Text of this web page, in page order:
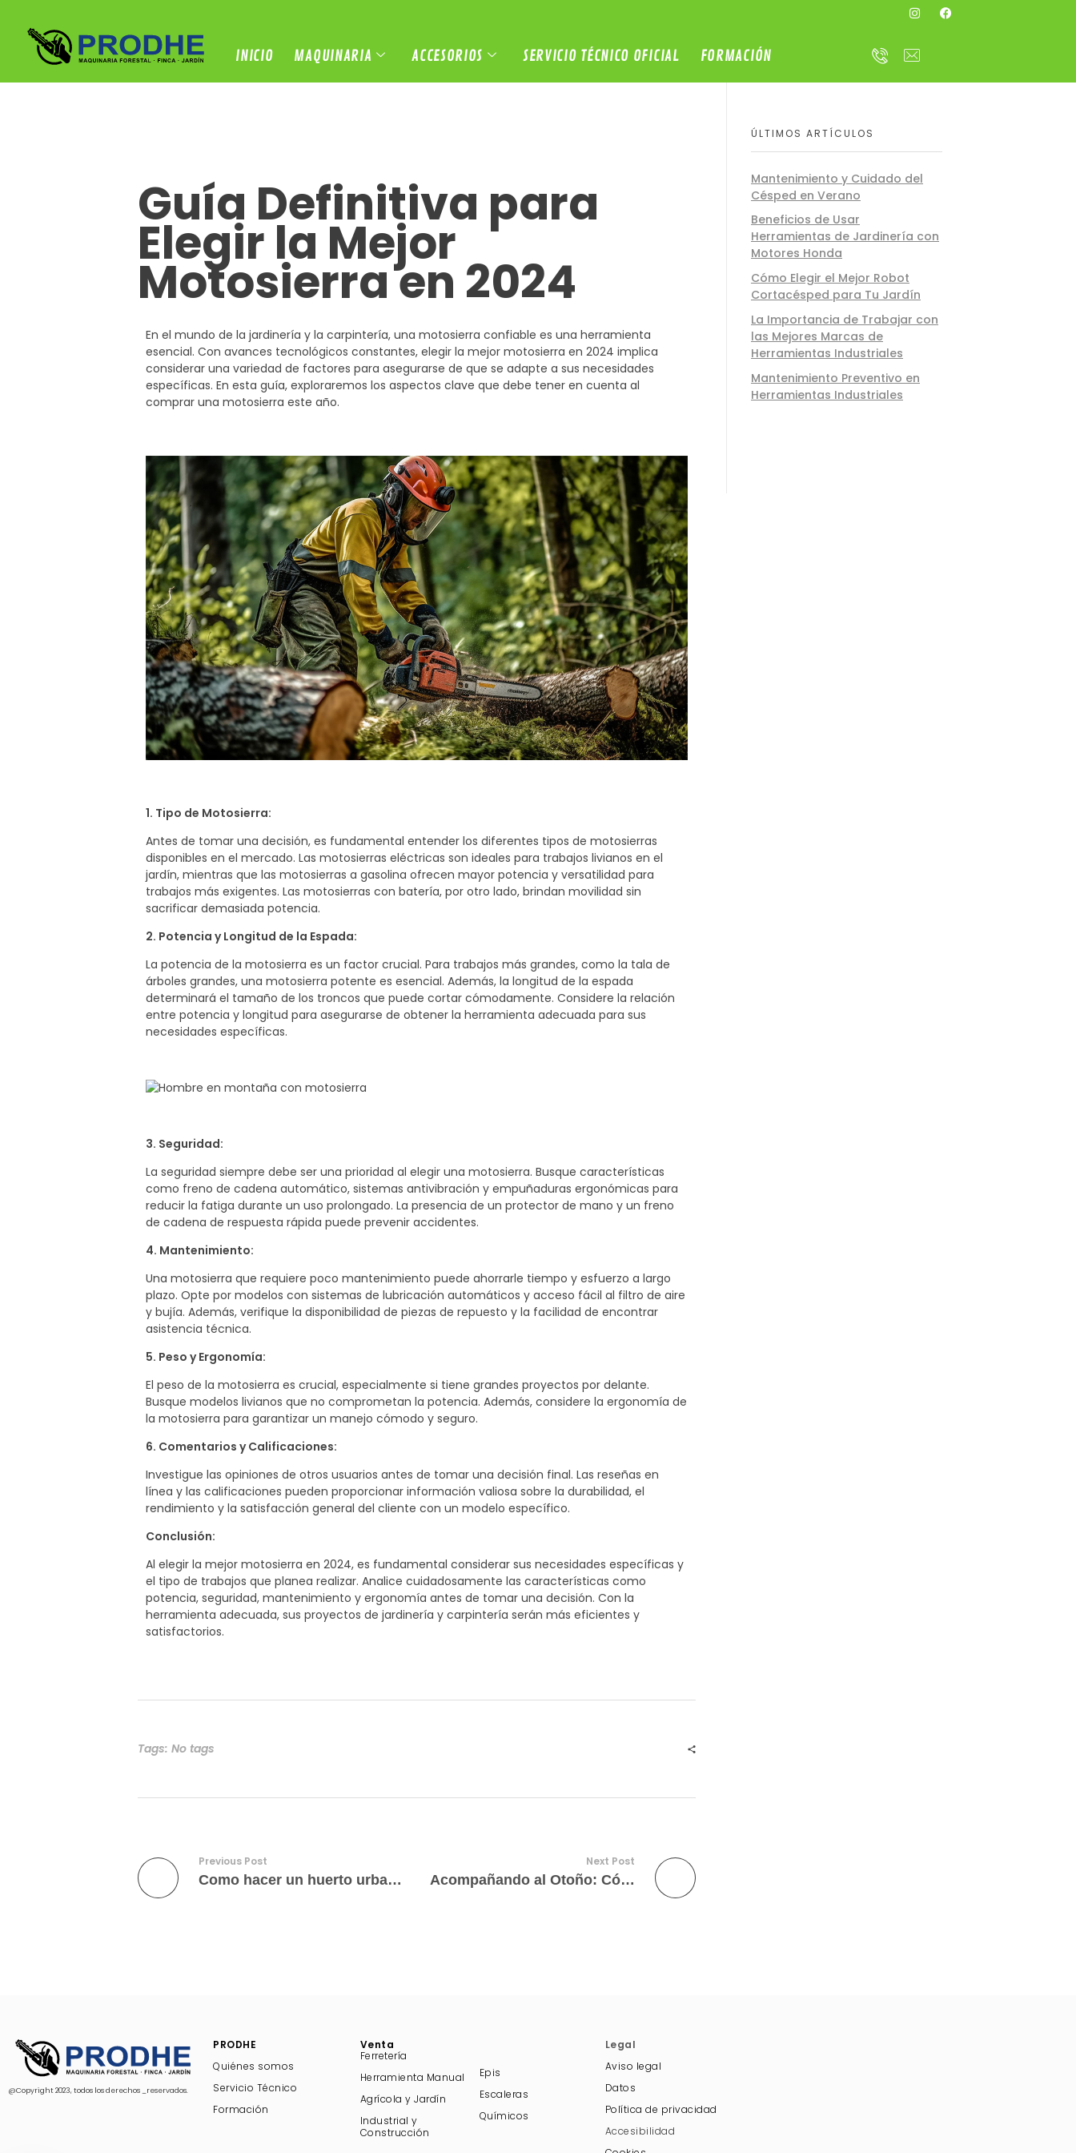
INICIO MAQUINARIA ACCESORIOS SERVICIO TÉCNICO OFICIAL FORMACIÓN
Guía Definitiva para
Elegir la Mejor
Motosierra en 2024
En el mundo de la jardinería y la carpintería, una motosierra confiable es una herramienta
esencial. Con avances tecnológicos constantes, elegir la mejor motosierra en 2024 implica
considerar una variedad de factores para asegurarse de que se adapte a sus necesidades
específicas. En esta guía, exploraremos los aspectos clave que debe tener en cuenta al
comprar una motosierra este año.
1. Tipo de Motosierra:
Antes de tomar una decisión, es fundamental entender los diferentes tipos de motosierras
disponibles en el mercado. Las motosierras eléctricas son ideales para trabajos livianos en el
jardín, mientras que las motosierras a gasolina ofrecen mayor potencia y versatilidad para
trabajos más exigentes. Las motosierras con batería, por otro lado, brindan movilidad sin
sacrificar demasiada potencia.
2. Potencia y Longitud de la Espada:
La potencia de la motosierra es un factor crucial. Para trabajos más grandes, como la tala de
árboles grandes, una motosierra potente es esencial. Además, la longitud de la espada
determinará el tamaño de los troncos que puede cortar cómodamente. Considere la relación
entre potencia y longitud para asegurarse de obtener la herramienta adecuada para sus
necesidades específicas.
3. Seguridad:
La seguridad siempre debe ser una prioridad al elegir una motosierra. Busque características
como freno de cadena automático, sistemas antivibración y empuñaduras ergonómicas para
reducir la fatiga durante un uso prolongado. La presencia de un protector de mano y un freno
de cadena de respuesta rápida puede prevenir accidentes.
4. Mantenimiento:
Una motosierra que requiere poco mantenimiento puede ahorrarle tiempo y esfuerzo a largo
plazo. Opte por modelos con sistemas de lubricación automáticos y acceso fácil al filtro de aire
y bujía. Además, verifique la disponibilidad de piezas de repuesto y la facilidad de encontrar
asistencia técnica.
5. Peso y Ergonomía:
El peso de la motosierra es crucial, especialmente si tiene grandes proyectos por delante.
Busque modelos livianos que no comprometan la potencia. Además, considere la ergonomía de
la motosierra para garantizar un manejo cómodo y seguro.
6. Comentarios y Calificaciones:
Investigue las opiniones de otros usuarios antes de tomar una decisión final. Las reseñas en
línea y las calificaciones pueden proporcionar información valiosa sobre la durabilidad, el
rendimiento y la satisfacción general del cliente con un modelo específico.
Conclusión:
Al elegir la mejor motosierra en 2024, es fundamental considerar sus necesidades específicas y
el tipo de trabajos que planea realizar. Analice cuidadosamente las características como
potencia, seguridad, mantenimiento y ergonomía antes de tomar una decisión. Con la
herramienta adecuada, sus proyectos de jardinería y carpintería serán más eficientes y
satisfactorios.
Tags: No tags
Previous Post
Como hacer un huerto urbano en tu casa
Next Post
Acompañando al Otoño: Cómo Elegir el Soplador de Hojas Perfecto con Prodhe en Cabanes
ÚLTIMOS ARTÍCULOS
Mantenimiento y Cuidado del
Césped en Verano
Beneficios de Usar
Herramientas de Jardinería con
Motores Honda
Cómo Elegir el Mejor Robot
Cortacésped para Tu Jardín
La Importancia de Trabajar con
las Mejores Marcas de
Herramientas Industriales
Mantenimiento Preventivo en
Herramientas Industriales
@Copyright 2023, todos los derechos _reservados.
PRODHE
Quiénes somos
Servicio Técnico
Formación
Venta
Ferretería
Herramienta Manual
Agrícola y Jardín
Industrial y
Construcción
Epis
Escaleras
Químicos
Legal
Aviso legal
Datos
Política de privacidad
Accesibilidad